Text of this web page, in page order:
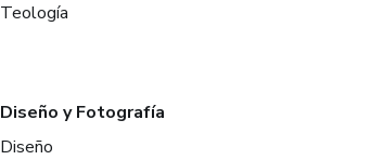
Teología
Diseño y Fotografía
Diseño